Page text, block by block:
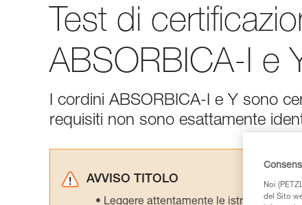
Test di
ABSORBICA-I e
I cordini ABSORBICA-I e Y sono
requisiti non sono esattamente
AVVISO TITOLO
Leggere attentamente le istruzioni
Noi
del Sito